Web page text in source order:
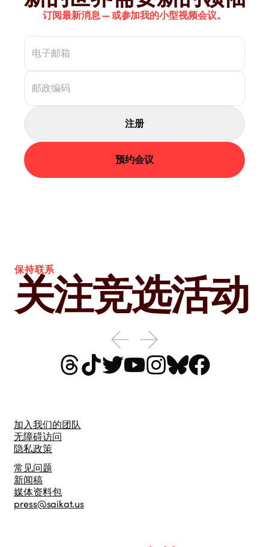
订阅最新消息 — 或参加我的小型视频会议。
注册
预约会议
保持联系
关注竞选活动
加入我们的团队
无障碍访问
隐私政策
常见问题
新闻稿
媒体资料包
press@saikat.us